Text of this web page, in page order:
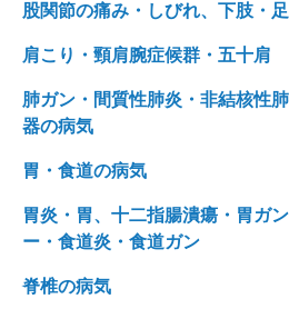
股関節の痛み・しびれ、下肢・
肩こり・頸肩腕症候群・五十肩
肺ガン・間質性肺炎・非結核性
器の病気
胃・食道の病気
胃炎・胃、十二指腸潰瘍・胃ガ
ー・食道炎・食道ガン
脊椎の病気